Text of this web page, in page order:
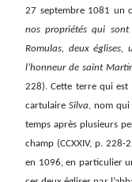
27 septembre 1081 un
nos propriétés qui
Romulas, deux églises,
l’honneur de saint
228). Cette terre qui est
cartulaire Silva, nom qui
temps après plusieurs
champ (CCXXIV, p.
en 1096, en particulier